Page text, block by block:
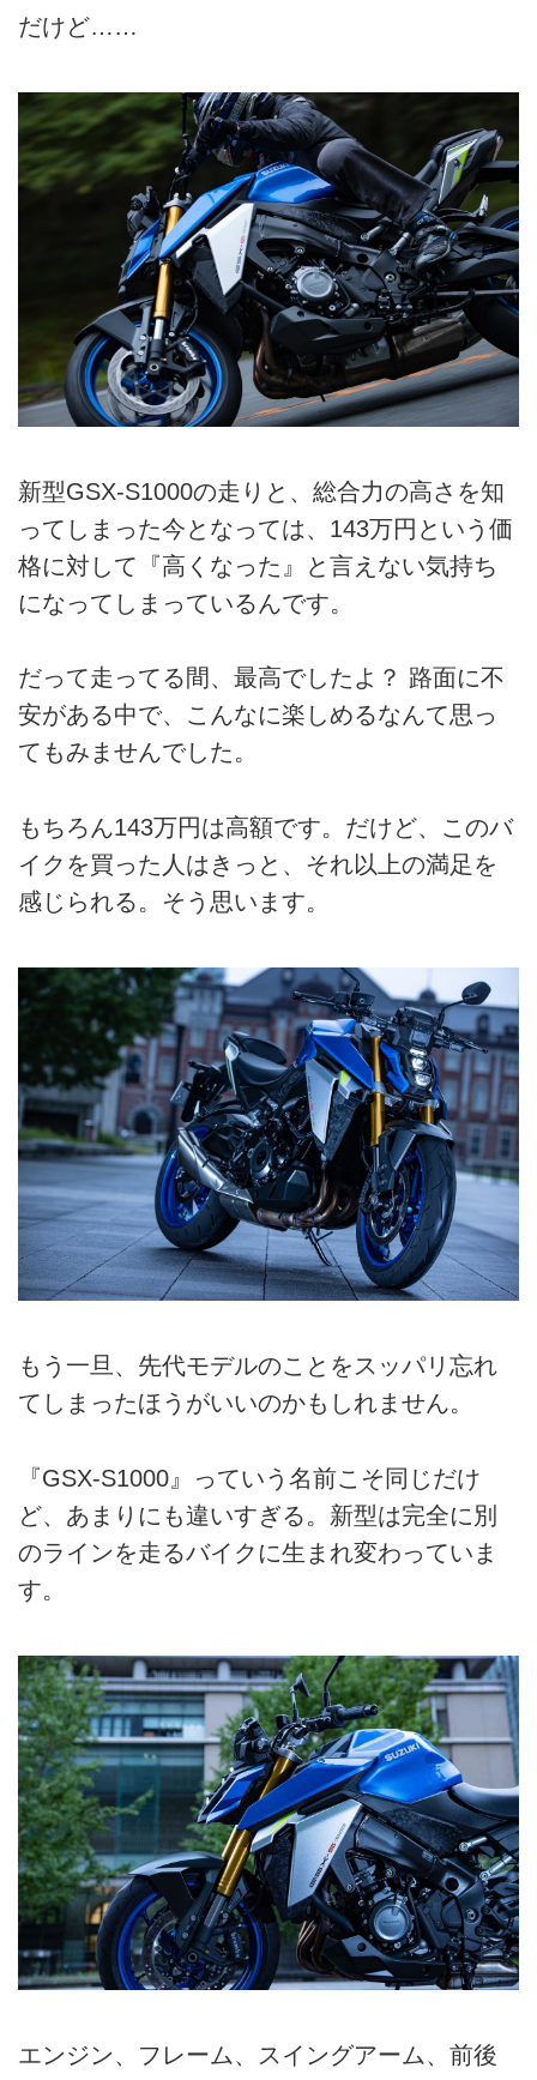
だけど……
新型GSX-S1000の走りと、総合力の高さを知
ってしまった今となっては、143万円という価
格に対して『高くなった』と言えない気持ち
になってしまっているんです。
だって走ってる間、最高でしたよ？ 路面に不
安がある中で、こんなに楽しめるなんて思っ
てもみませんでした。
もちろん143万円は高額です。だけど、このバ
イクを買った人はきっと、それ以上の満足を
感じられる。そう思います。
もう一旦、先代モデルのことをスッパリ忘れ
てしまったほうがいいのかもしれません。
『GSX-S1000』っていう名前こそ同じだけ
ど、あまりにも違いすぎる。新型は完全に別
のラインを走るバイクに生まれ変わっていま
す。
エンジン、フレーム、スイングアーム、前後